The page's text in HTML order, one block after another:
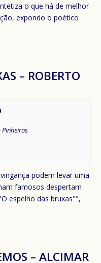
o que há de melhor
expondo o poético
– ROBERTO
Pinheiros
podem levar uma
famosos despertam
espelho das bruxas"",
– ALCIMAR